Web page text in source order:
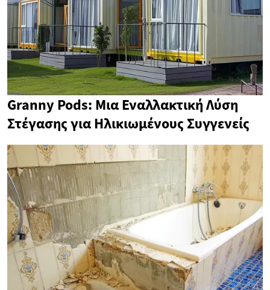
Granny Pods: Μια Εναλλακτική Λύση
Στέγασης για Ηλικιωμένους Συγγενείς